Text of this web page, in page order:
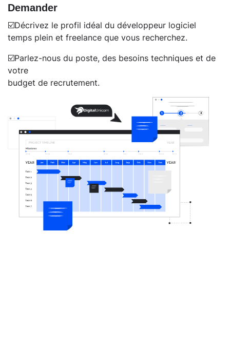
Demander
☑️Décrivez le profil idéal du développeur logiciel
temps plein et freelance que vous recherchez.
☑️Parlez-nous du poste, des besoins techniques et de
votre
budget de recrutement.